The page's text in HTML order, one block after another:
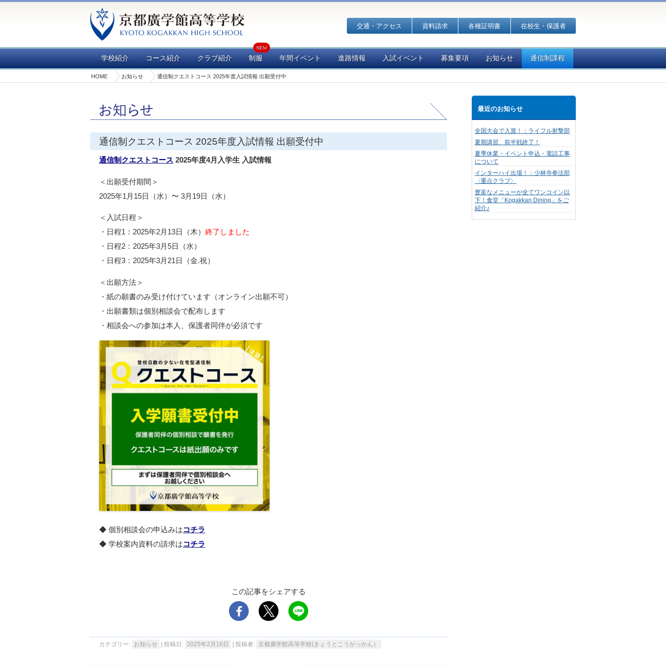
学校紹介 コース紹介 クラブ紹介 制服 年間イベント 進路情報 入試イベント 募集要項 お知らせ 通信制課程
交通・アクセス 資料請求 各種証明書 在校生・保護者
HOME お知らせ 通信制クエストコース 2025年度入試情報 出願受付中
通信制クエストコース 2025年度入試情報 出願受付中
通信制クエストコース 2025年度4月入学生 入試情報
＜出願受付期間＞
2025年1月15日（水）〜 3月19日（水）
＜入試日程＞
・日程1：2025年2月13日（木） 終了しました
・日程2：2025年3月5日（水）
・日程3：2025年3月21日（金.祝）
＜出願方法＞
・紙の願書のみ受け付けています（オンライン出願不可）
・出願書類は個別相談会で配布します
・相談会への参加は本人、保護者同伴が必須です
◆ 個別相談会の申込みはコチラ
◆ 学校案内資料の請求はコチラ
この記事をシェアする
カテゴリー: お知らせ | 投稿日: 2025年2月16日 投稿者: 京都廣学館高等学校(きょうとこうがっかん）
最近のお知らせ
全国大会で入賞！：ライフル射撃部
夏期講習、前半戦終了！
夏季休業・イベント申込・電話工事
について
インターハイ出場！：少林寺拳法部
〈重点クラブ〉
豊富なメニューが全てワンコイン以
下！食堂「Kogakkan Dining」をご
紹介♪